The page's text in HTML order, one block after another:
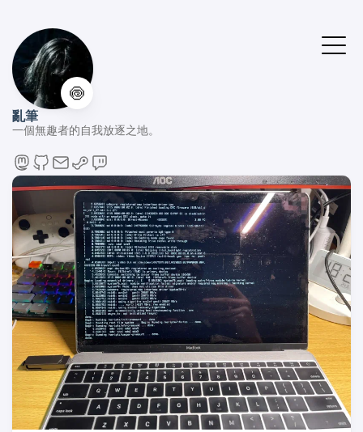
🍥
亂筆
一個無趣者的自我放逐之地。